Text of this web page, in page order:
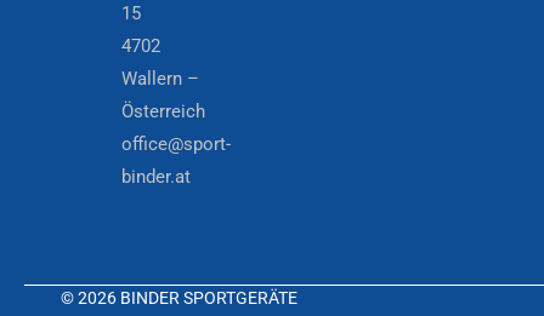
15
4702
Wallern –
Österreich
office@sport-
binder.at
© 2026 BINDER SPORTGERÄTE